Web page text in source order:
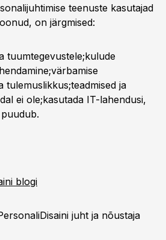
teenuste kasutajad
on järgmised:
tuumtegevustele;kulude
tulemuslikkus;teadmised ja
ei ole;kasutada IT-lahendusi,
blogi
juht ja nõustaja